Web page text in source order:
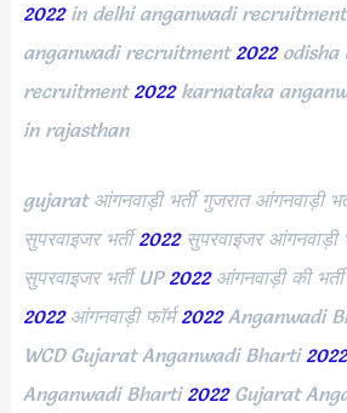
2022in delhi anganwadi recruitment
anganwadi recruitment 2022odisha
recruitment 2022karnataka
in rajasthan
gujarat आंगनवाड़ी भर्ती गुजरात आंगनवाड़ी
सुपरवाइजर भर्ती2022सुपरवाइजर आंगनवाड़ी
सुपरवाइजर भर्ती UP 2022आंगनवाड़ी की भर्ती
2022आंगनवाड़ी फॉर्म2022Anganwadi
WCD Gujarat Anganwadi Bharti 2022
Anganwadi Bharti 2022Gujarat